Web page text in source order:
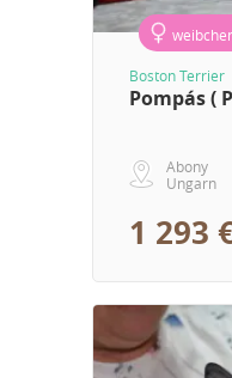
Boston Terrier
Pompás (
Abony
Ungarn
1 293